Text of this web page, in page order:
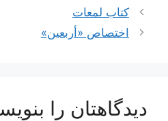
کتاب لمعات
اختصاص «أربعين»
دیدگاهتان را